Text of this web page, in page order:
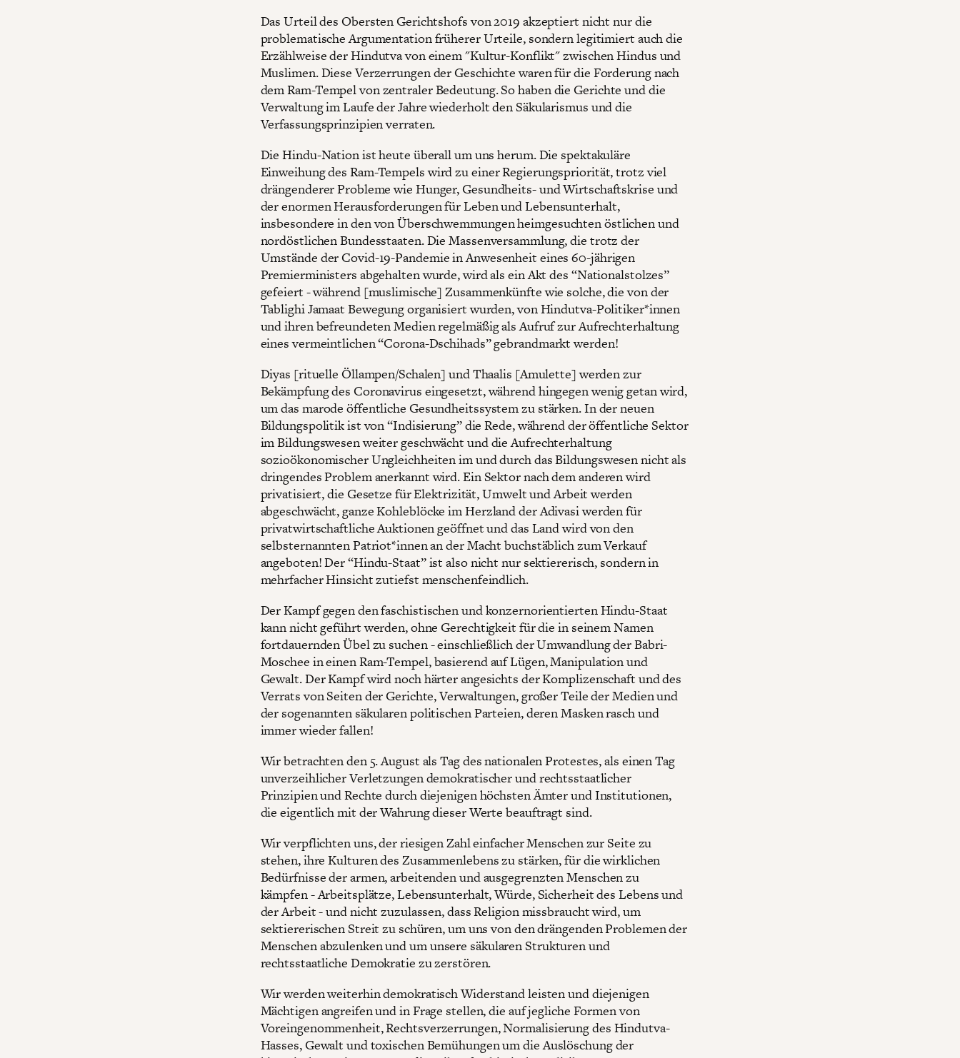
Das Urteil des Obersten Gerichtshofs von 2019 akzeptiert nicht nur die
problematische Argumentation früherer Urteile, sondern legitimiert auch die
Erzählweise der Hindutva von einem "Kultur-Konflikt" zwischen Hindus und
Muslimen. Diese Verzerrungen der Geschichte waren für die Forderung nach
dem Ram-Tempel von zentraler Bedeutung. So haben die Gerichte und die
Verwaltung im Laufe der Jahre wiederholt den Säkularismus und die
Verfassungsprinzipien verraten.
Die Hindu-Nation ist heute überall um uns herum. Die spektakuläre
Einweihung des Ram-Tempels wird zu einer Regierungspriorität, trotz viel
drängenderer Probleme wie Hunger, Gesundheits- und Wirtschaftskrise und
der enormen Herausforderungen für Leben und Lebensunterhalt,
insbesondere in den von Überschwemmungen heimgesuchten östlichen und
nordöstlichen Bundesstaaten. Die Massenversammlung, die trotz der
Umstände der Covid-19-Pandemie in Anwesenheit eines 60-jährigen
Premierministers abgehalten wurde, wird als ein Akt des “Nationalstolzes”
gefeiert - während [muslimische] Zusammenkünfte wie solche, die von der
Tablighi Jamaat Bewegung organisiert wurden, von Hindutva-Politiker*innen
und ihren befreundeten Medien regelmäßig als Aufruf zur Aufrechterhaltung
eines vermeintlichen “Corona-Dschihads” gebrandmarkt werden!
Diyas [rituelle Öllampen/Schalen] und Thaalis [Amulette] werden zur
Bekämpfung des Coronavirus eingesetzt, während hingegen wenig getan wird,
um das marode öffentliche Gesundheitssystem zu stärken. In der neuen
Bildungspolitik ist von “Indisierung” die Rede, während der öffentliche Sektor
im Bildungswesen weiter geschwächt und die Aufrechterhaltung
sozioökonomischer Ungleichheiten im und durch das Bildungswesen nicht als
dringendes Problem anerkannt wird. Ein Sektor nach dem anderen wird
privatisiert, die Gesetze für Elektrizität, Umwelt und Arbeit werden
abgeschwächt, ganze Kohleblöcke im Herzland der Adivasi werden für
privatwirtschaftliche Auktionen geöffnet und das Land wird von den
selbsternannten Patriot*innen an der Macht buchstäblich zum Verkauf
angeboten! Der “Hindu-Staat” ist also nicht nur sektiererisch, sondern in
mehrfacher Hinsicht zutiefst menschenfeindlich.
Der Kampf gegen den faschistischen und konzernorientierten Hindu-Staat
kann nicht geführt werden, ohne Gerechtigkeit für die in seinem Namen
fortdauernden Übel zu suchen - einschließlich der Umwandlung der Babri-
Moschee in einen Ram-Tempel, basierend auf Lügen, Manipulation und
Gewalt. Der Kampf wird noch härter angesichts der Komplizenschaft und des
Verrats von Seiten der Gerichte, Verwaltungen, großer Teile der Medien und
der sogenannten säkularen politischen Parteien, deren Masken rasch und
immer wieder fallen!
Wir betrachten den 5. August als Tag des nationalen Protestes, als einen Tag
unverzeihlicher Verletzungen demokratischer und rechtsstaatlicher
Prinzipien und Rechte durch diejenigen höchsten Ämter und Institutionen,
die eigentlich mit der Wahrung dieser Werte beauftragt sind.
Wir verpflichten uns, der riesigen Zahl einfacher Menschen zur Seite zu
stehen, ihre Kulturen des Zusammenlebens zu stärken, für die wirklichen
Bedürfnisse der armen, arbeitenden und ausgegrenzten Menschen zu
kämpfen - Arbeitsplätze, Lebensunterhalt, Würde, Sicherheit des Lebens und
der Arbeit - und nicht zuzulassen, dass Religion missbraucht wird, um
sektiererischen Streit zu schüren, um uns von den drängenden Problemen der
Menschen abzulenken und um unsere säkularen Strukturen und
rechtsstaatliche Demokratie zu zerstören.
Wir werden weiterhin demokratisch Widerstand leisten und diejenigen
Mächtigen angreifen und in Frage stellen, die auf jegliche Formen von
Voreingenommenheit, Rechtsverzerrungen, Normalisierung des Hindutva-
Hasses, Gewalt und toxischen Bemühungen um die Auslöschung der